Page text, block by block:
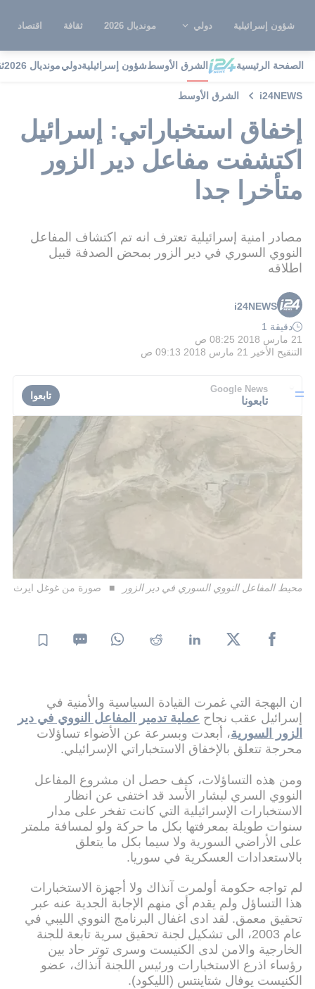
شؤون إسرائيلية دولي مونديال 2026 ثقافة اقتصاد
الصفحة الرئيسية الشرق الأوسطشؤون إسرائيليةدوليمونديال 2026
i24NEWS الشرق الأوسط
إخفاق استخباراتي: إسرائيل
اكتشفت مفاعل دير الزور
متأخرا جدا
مصادر امنية إسرائيلية تعترف انه تم اكتشاف المفاعل
النووي السوري في دير الزور بمحض الصدفة قبيل
اطلاقه
i24NEWS
دقيقة 1
21 مارس 2018 08:25 ص
التنقيح الأخير
21 مارس 2018 09:13 ص
Google News
تابعونا تابعوا
محيط المفاعل النووي السوري في دير الزور صورة من غوغل ايرث
ان البهجة التي غمرت القيادة السياسية والأمنية في
إسرائيل عقب نجاح عملية تدمير المفاعل النووي في دير
الزور السورية، أبعدت وبسرعة عن الأضواء تساؤلات
محرجة تتعلق بالإخفاق الاستخباراتي الإسرائيلي.
ومن هذه التساؤلات، كيف حصل ان مشروع المفاعل
النووي السري لبشار الأسد قد اختفى عن انظار
الاستخبارات الإسرائيلية التي كانت تفخر على مدار
سنوات طويلة بمعرفتها بكل ما حركة ولو لمسافة ملمتر
على الأراضي السورية ولا سيما بكل ما يتعلق
بالاستعدادات العسكرية في سوريا.
لم تواجه حكومة أولمرت آنذاك ولا أجهزة الاستخبارات
هذا التساؤل ولم يقدم أي منهم الإجابة الجدية عنه عبر
تحقيق معمق. لقد ادى اغفال البرنامج النووي الليبي في
عام 2003، الى تشكيل لجنة تحقيق سرية تابعة للجنة
الخارجية والامن لدى الكنيست وسرى توتر حاد بين
رؤساء اذرع الاستخبارات ورئيس اللجنة آنذاك، عضو
الكنيست يوفال شتاينتس (الليكود).